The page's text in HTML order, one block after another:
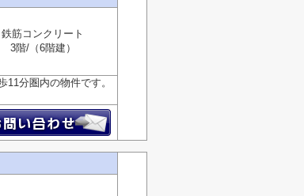
鉄筋コンクリート
3階/（6階建）
分圏内の物件です。